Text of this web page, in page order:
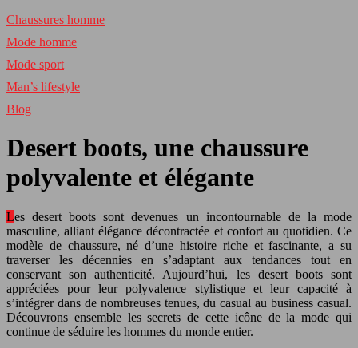
Chaussures homme
Mode homme
Mode sport
Man’s lifestyle
Blog
Desert boots, une chaussure
polyvalente et élégante
Les desert boots sont devenues un incontournable de la mode
masculine, alliant élégance décontractée et confort au quotidien. Ce
modèle de chaussure, né d’une histoire riche et fascinante, a su
traverser les décennies en s’adaptant aux tendances tout en
conservant son authenticité. Aujourd’hui, les desert boots sont
appréciées pour leur polyvalence stylistique et leur capacité à
s’intégrer dans de nombreuses tenues, du casual au business casual.
Découvrons ensemble les secrets de cette icône de la mode qui
continue de séduire les hommes du monde entier.